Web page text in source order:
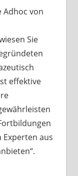
Adhoc von
Sie
effektive
Experten aus